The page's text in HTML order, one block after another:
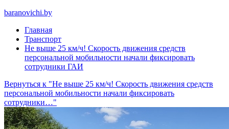
baranovichi.by
Главная
Транспорт
Не выше 25 км/ч! Скорость движения средств
персональной мобильности начали фиксировать
сотрудники ГАИ
Вернуться к "Не выше 25 км/ч! Скорость движения средств
персональной мобильности начали фиксировать
сотрудники…"